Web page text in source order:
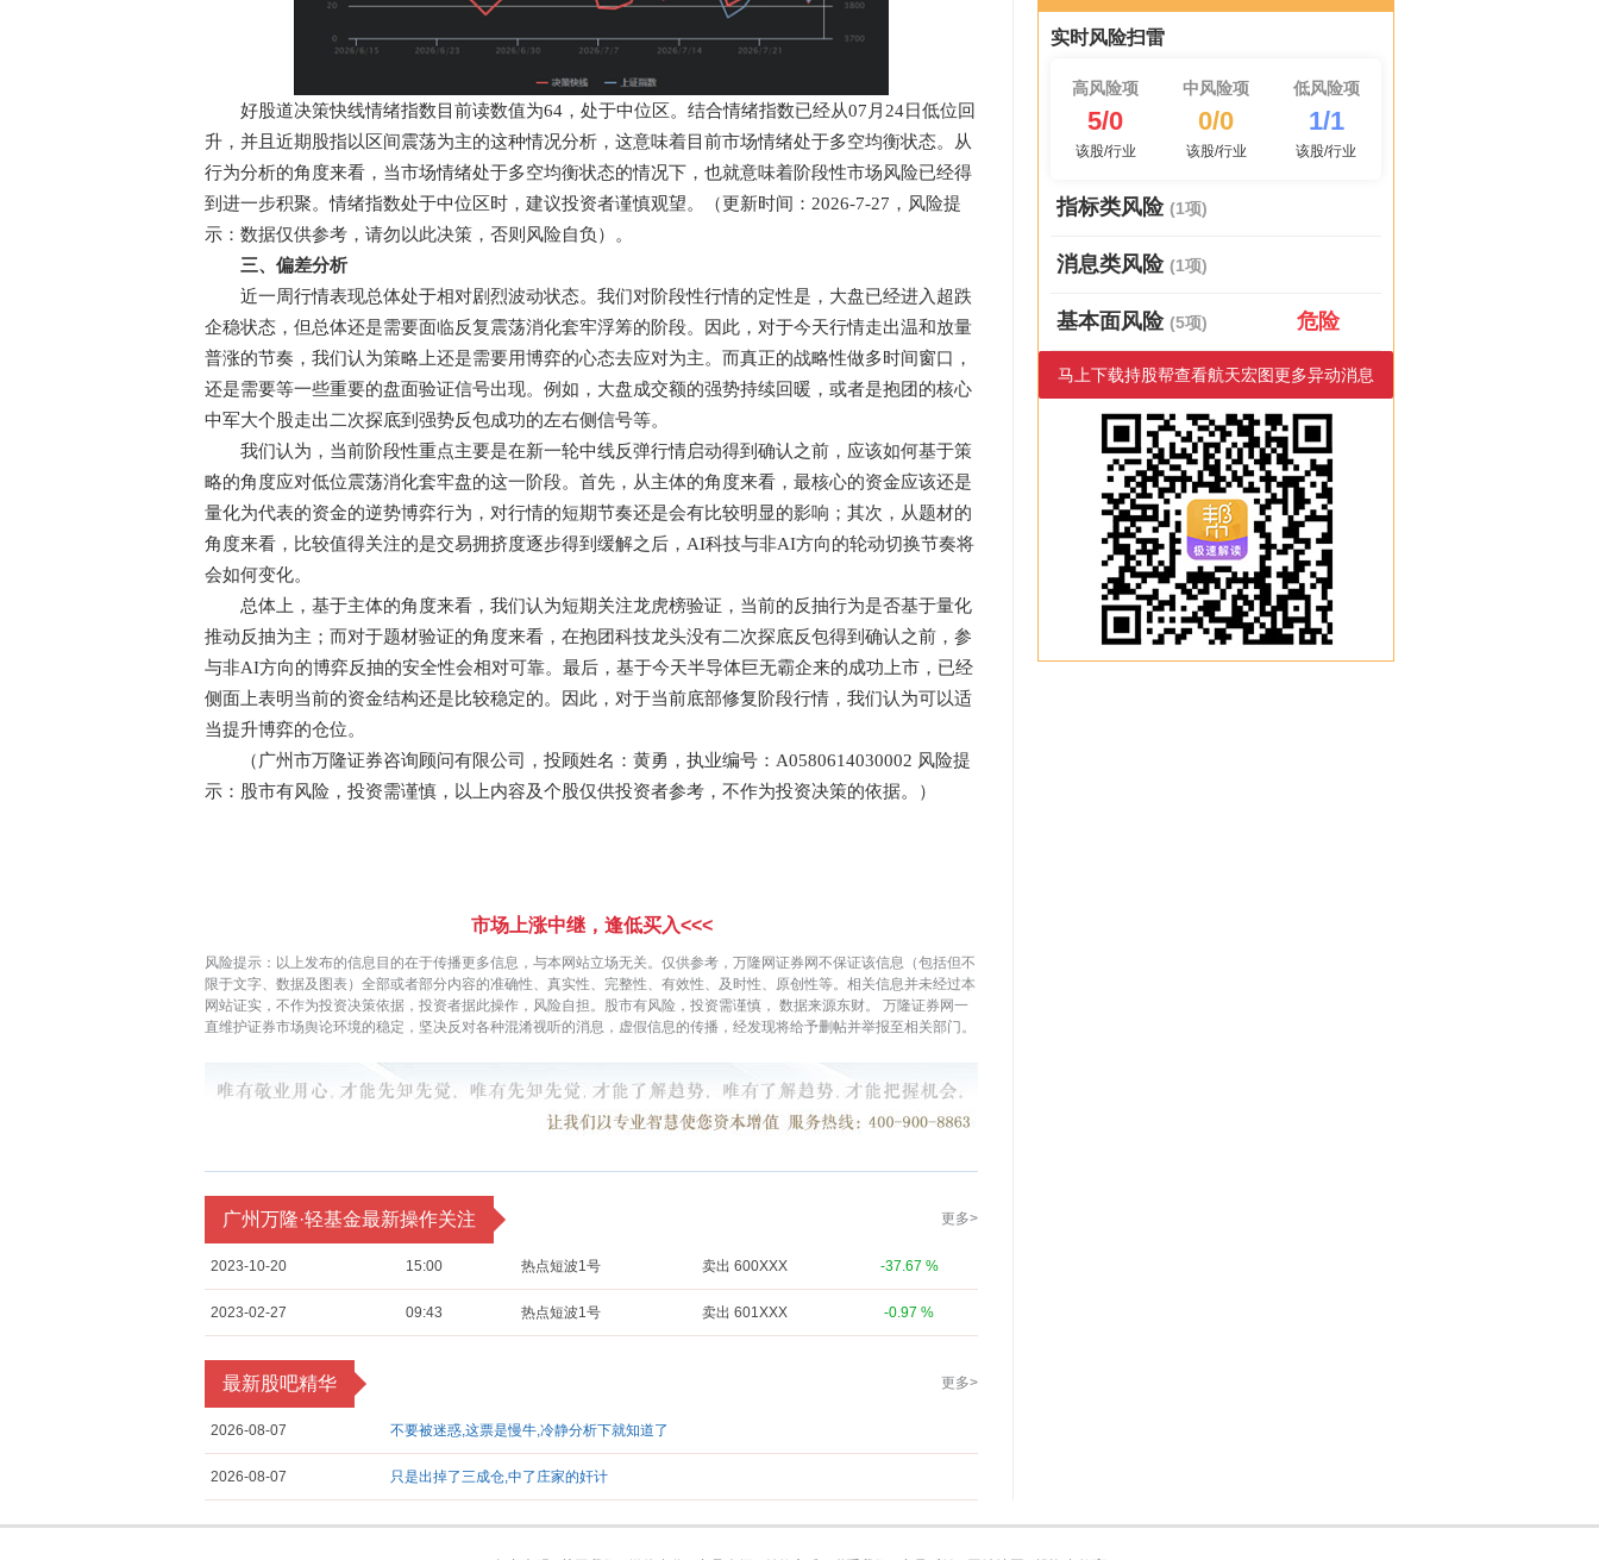
好股道决策快线情绪指数目前读数值为64，处于中位区。结合情绪指数已经从07月24日低位回
升，并且近期股指以区间震荡为主的这种情况分析，这意味着目前市场情绪处于多空均衡状态。从
行为分析的角度来看，当市场情绪处于多空均衡状态的情况下，也就意味着阶段性市场风险已经得
到进一步积聚。情绪指数处于中位区时，建议投资者谨慎观望。（更新时间：2026-7-27，风险提
示：数据仅供参考，请勿以此决策，否则风险自负）。
三、偏差分析
近一周行情表现总体处于相对剧烈波动状态。我们对阶段性行情的定性是，大盘已经进入超跌
企稳状态，但总体还是需要面临反复震荡消化套牢浮筹的阶段。因此，对于今天行情走出温和放量
普涨的节奏，我们认为策略上还是需要用博弈的心态去应对为主。而真正的战略性做多时间窗口，
还是需要等一些重要的盘面验证信号出现。例如，大盘成交额的强势持续回暖，或者是抱团的核心
中军大个股走出二次探底到强势反包成功的左右侧信号等。
我们认为，当前阶段性重点主要是在新一轮中线反弹行情启动得到确认之前，应该如何基于策
略的角度应对低位震荡消化套牢盘的这一阶段。首先，从主体的角度来看，最核心的资金应该还是
量化为代表的资金的逆势博弈行为，对行情的短期节奏还是会有比较明显的影响；其次，从题材的
角度来看，比较值得关注的是交易拥挤度逐步得到缓解之后，AI科技与非AI方向的轮动切换节奏将
会如何变化。
总体上，基于主体的角度来看，我们认为短期关注龙虎榜验证，当前的反抽行为是否基于量化
推动反抽为主；而对于题材验证的角度来看，在抱团科技龙头没有二次探底反包得到确认之前，参
与非AI方向的博弈反抽的安全性会相对可靠。最后，基于今天半导体巨无霸企来的成功上市，已经
侧面上表明当前的资金结构还是比较稳定的。因此，对于当前底部修复阶段行情，我们认为可以适
当提升博弈的仓位。
（广州市万隆证券咨询顾问有限公司，投顾姓名：黄勇，执业编号：A0580614030002 风险提
示：股市有风险，投资需谨慎，以上内容及个股仅供投资者参考，不作为投资决策的依据。）
市场上涨中继，逢低买入<<<
风险提示：以上发布的信息目的在于传播更多信息，与本网站立场无关。仅供参考，万隆网证券网不保证该信息（包括但不
限于文字、数据及图表）全部或者部分内容的准确性、真实性、完整性、有效性、及时性、原创性等。相关信息并未经过本
网站证实，不作为投资决策依据，投资者据此操作，风险自担。股市有风险，投资需谨慎， 数据来源东财。
万隆证券网一
直维护证券市场舆论环境的稳定，坚决反对各种混淆视听的消息，虚假信息的传播，经发现将给予删帖并举报至相关部门。
更多>
广州万隆·轻基金最新操作关注
2023-10-20 15:00 热点短波1号 卖出 600XXX -37.67 %
2023-02-27 09:43 热点短波1号 卖出 601XXX -0.97 %
更多>
最新股吧精华
2026-08-07 不要被迷惑,这票是慢牛,冷静分析下就知道了
2026-08-07 只是出掉了三成仓,中了庄家的奸计
实时风险扫雷
高风险项
5/0
该股/行业
中风险项
0/0
该股/行业
低风险项
1/1
该股/行业
指标类风险 (1项)
消息类风险 (1项)
基本面风险 (5项) 危险
马上下载持股帮查看航天宏图更多异动消息